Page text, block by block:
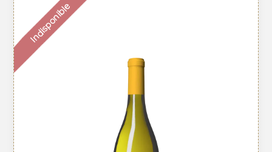
Indisponible